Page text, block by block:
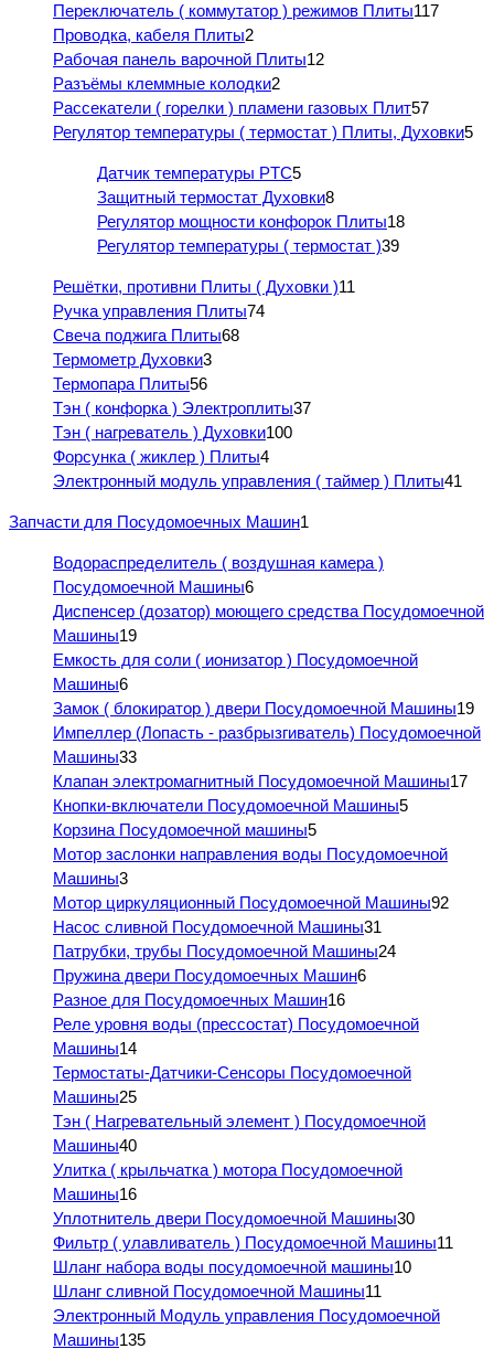
Переключатель ( коммутатор ) режимов Плиты117
Проводка, кабеля Плиты2
Рабочая панель варочной Плиты12
Разъёмы клеммные колодки2
Рассекатели ( горелки ) пламени газовых Плит57
Регулятор температуры ( термостат ) Плиты, Духовки5
Датчик температуры PTC5
Защитный термостат Духовки8
Регулятор мощности конфорок Плиты18
Регулятор температуры ( термостат )39
Решётки, противни Плиты ( Духовки )11
Ручка управления Плиты74
Свеча поджига Плиты68
Термометр Духовки3
Термопара Плиты56
Тэн ( конфорка ) Электроплиты37
Тэн ( нагреватель ) Духовки100
Форсунка ( жиклер ) Плиты4
Электронный модуль управления ( таймер ) Плиты41
Запчасти для Посудомоечных Машин1
Водораспределитель ( воздушная камера )
Посудомоечной Машины6
Диспенсер (дозатор) моющего средства Посудомоечной
Машины19
Емкость для соли ( ионизатор ) Посудомоечной
Машины6
Замок ( блокиратор ) двери Посудомоечной Машины19
Импеллер (Лопасть - разбрызгиватель) Посудомоечной
Машины33
Клапан электромагнитный Посудомоечной Машины17
Кнопки-включатели Посудомоечной Машины5
Корзина Посудомоечной машины5
Мотор заслонки направления воды Посудомоечной
Машины3
Мотор циркуляционный Посудомоечной Машины92
Насос сливной Посудомоечной Машины31
Патрубки, трубы Посудомоечной Машины24
Пружина двери Посудомоечных Машин6
Разное для Посудомоечных Машин16
Реле уровня воды (прессостат) Посудомоечной
Машины14
Термостаты-Датчики-Сенсоры Посудомоечной
Машины25
Тэн ( Нагревательный элемент ) Посудомоечной
Машины40
Улитка ( крыльчатка ) мотора Посудомоечной
Машины16
Уплотнитель двери Посудомоечной Машины30
Фильтр ( улавливатель ) Посудомоечной Машины11
Шланг набора воды посудомоечной машины10
Шланг сливной Посудомоечной Машины11
Электронный Модуль управления Посудомоечной
Машины135